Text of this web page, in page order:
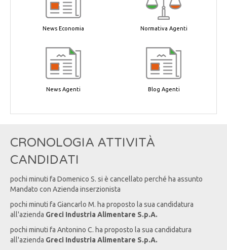
News Economia Normativa Agenti
News Agenti Blog Agenti
CRONOLOGIA ATTIVITÀ
CANDIDATI
pochi minuti fa Domenico S. si è cancellato perché ha assunto
Mandato con Azienda inserzionista
pochi minuti fa Giancarlo M. ha proposto la sua candidatura
all'azienda Greci Industria Alimentare S.p.A.
pochi minuti fa Antonino C. ha proposto la sua candidatura
all'azienda Greci Industria Alimentare S.p.A.